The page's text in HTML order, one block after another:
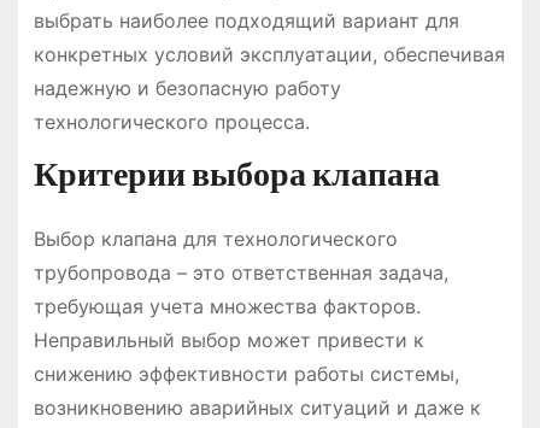
выбрать наиболее подходящий вариант для
конкретных условий эксплуатации, обеспечивая
надежную и безопасную работу
технологического процесса.
Критерии выбора клапана
Выбор клапана для технологического
трубопровода – это ответственная задача,
требующая учета множества факторов.
Неправильный выбор может привести к
снижению эффективности работы системы,
возникновению аварийных ситуаций и даже к